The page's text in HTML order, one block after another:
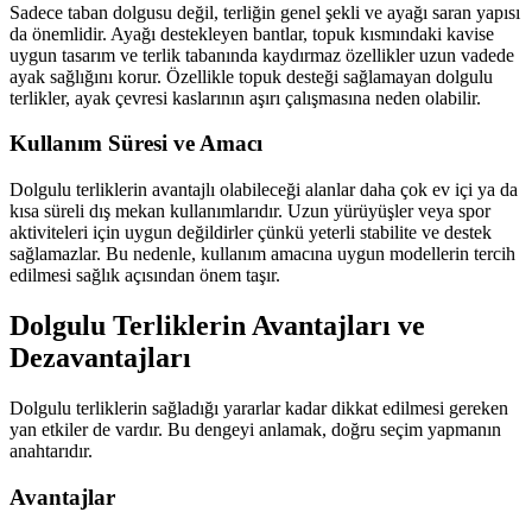
Sadece taban dolgusu değil, terliğin genel şekli ve ayağı saran yapısı
da önemlidir. Ayağı destekleyen bantlar, topuk kısmındaki kavise
uygun tasarım ve terlik tabanında kaydırmaz özellikler uzun vadede
ayak sağlığını korur. Özellikle topuk desteği sağlamayan dolgulu
terlikler, ayak çevresi kaslarının aşırı çalışmasına neden olabilir.
Kullanım Süresi ve Amacı
Dolgulu terliklerin avantajlı olabileceği alanlar daha çok ev içi ya da
kısa süreli dış mekan kullanımlarıdır. Uzun yürüyüşler veya spor
aktiviteleri için uygun değildirler çünkü yeterli stabilite ve destek
sağlamazlar. Bu nedenle, kullanım amacına uygun modellerin tercih
edilmesi sağlık açısından önem taşır.
Dolgulu Terliklerin Avantajları ve
Dezavantajları
Dolgulu terliklerin sağladığı yararlar kadar dikkat edilmesi gereken
yan etkiler de vardır. Bu dengeyi anlamak, doğru seçim yapmanın
anahtarıdır.
Avantajlar